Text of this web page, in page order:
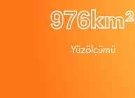
976km²
Yüzölçümü